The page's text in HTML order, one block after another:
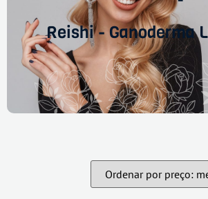
Reishi - Ganoderma